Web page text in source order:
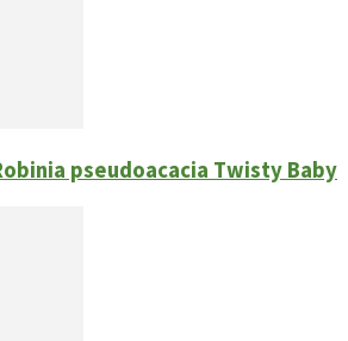
pseudoacacia Twisty Baby